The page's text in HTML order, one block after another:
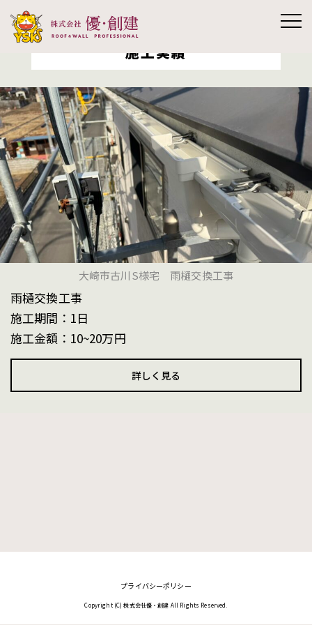
株式会社優創
建
施工実績
大崎市古川S様宅 雨樋交換工事
雨樋交換工事
施工期間：1日
施工金額：10~20万円
詳しく見る
プライバシーポリシー
Copyright (C) 株式会社優・創建 All Rights Reserved.